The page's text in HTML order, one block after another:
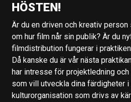
HÖSTEN!
Är du en driven och kreativ
om hur film når sin publik? Är du
filmdistribution fungerar i
Då kanske du är vår nästa
har intresse för projektledning
som vill utveckla dina färdigheter i
kulturorganisation som drivs av